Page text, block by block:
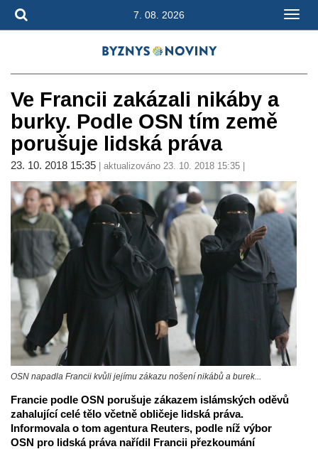
7. 08. 2026
Ve Francii zakázali nikáby a
burky. Podle OSN tím země
porušuje lidská práva
23. 10. 2018 15:35 | aktualizováno 23. 10. 2018 15:35 |
OSN napadla Francii kvůli jejímu zákazu nošení nikábů a burek...
Francie podle OSN porušuje zákazem islámských oděvů
zahalující celé tělo včetně obličeje lidská práva.
Informovala o tom agentura Reuters, podle níž výbor
OSN pro lidská práva nařídil Francii přezkoumání